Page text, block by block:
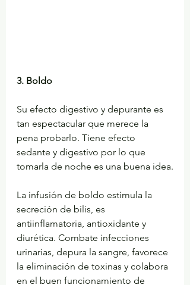
3. Boldo
Su efecto digestivo y depurante es
tan espectacular que merece la
pena probarlo. Tiene efecto
sedante y digestivo por lo que
tomarla de noche es una buena idea.
La infusión de boldo estimula la
secreción de bilis, es
antiinflamatoria, antioxidante y
diurética. Combate infecciones
urinarias, depura la sangre, favorece
la eliminación de toxinas y colabora
en el buen funcionamiento de